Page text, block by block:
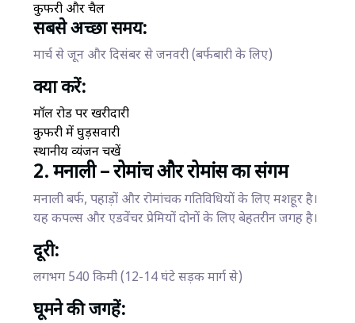
कुफरी और चैल
सबसे अच्छा समय:
मार्च से जून और दिसंबर से जनवरी (बर्फबारी के लिए)
क्या करें:
मॉल रोड पर खरीदारी
कुफरी में घुड़सवारी
स्थानीय व्यंजन चखें
2. मनाली – रोमांच और रोमांस का संगम
मनाली बर्फ, पहाड़ों और रोमांचक गतिविधियों के लिए मशहूर है।
यह कपल्स और एडवेंचर प्रेमियों दोनों के लिए बेहतरीन जगह है।
दूरी:
लगभग 540 किमी (12-14 घंटे सड़क मार्ग से)
घूमने की जगहें: